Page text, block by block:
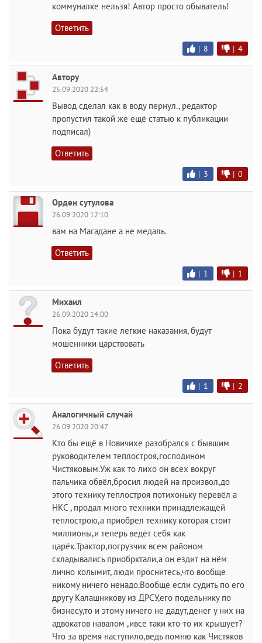
коммуналке нельзя! Автор просто обыватель!
Ответить
| 8 | 4
Автору
25.09.2020 22:54
Вывод сделал как в воду пернул., редактор
пропустил такой же ещё статью к публикации
подписал)
Ответить
| 3 | 0
Орден сутулова
26.09.2020 12:10
вам на Магадане а не медаль.
Ответить
| 1 | 1
Михаил
26.09.2020 14:00
Пока будут такие легкие наказания, будут
мошенники царствовать
Ответить
| 1 | 2
Аналогичный случай
26.09.2020 20:47
Кто бы ещё в Новичихе разобрался с бывшим
руководителем теплостроя,господином
Чистяковым.Уж как то лихо он всех вокруг
пальчика обвёл,бросил людей на произвол,до
этого технику теплостроя потихоньку перевёл а
НКС , продал много техники принадлежащей
теплострою,а приобрел технику которая стоит
миллионы,и теперь ведёт себя как
царёк.Трактор,погрузчик всем районом
складывались приобрктали,а он ездит на нём
лично колымит, люди проснитесь,что вообще
никому ничего ненадо.Вообще если судить по его
другу Калашникову из ДРСУ,его подельнику по
бизнесу,то и этому ничего не дадут,денег у них на
адвокатов навалом ,ивсё таки кто-то их крышует?
Что за время наступило,ведь помню как Чистяков